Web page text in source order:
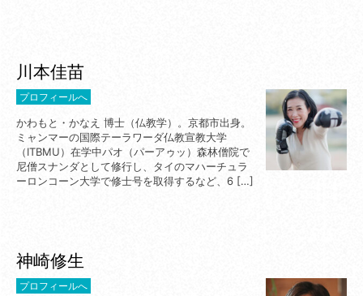
川本佳苗
かわもと・かなえ 博士（仏教学）。京都市出身。
ミャンマーの国際テーラワーダ仏教宣教大学
（ITBMU）在学中パオ（パーアゥッ）森林僧院で
尼僧スナンダとして修行し、タイのマハーチュラ
ーロンコーン大学で修士号を取得するなど、6 […]
プロフィールへ
神崎修生
プロフィールへ